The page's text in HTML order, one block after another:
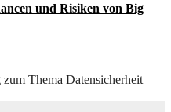
und Risiken von Big
Thema Datensicherheit